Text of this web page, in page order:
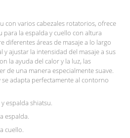
con varios cabezales rotatorios, ofrece
la espalda y cuello con altura
diferentes áreas de masaje a lo largo
y ajustar la intensidad del masaje a sus
la ayuda del calor y la luz, las
de una manera especialmente suave.
adapta perfectamente al contorno
espalda shiatsu.
espalda.
cuello.